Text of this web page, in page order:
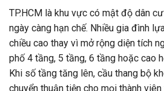
TP.HCM là khu vực có mật độ dân
ngày càng hạn chế. Nhiều gia đình
chiều cao thay vì mở rộng diện tích
phố 4 tầng, 5 tầng, 6 tầng hoặc cao
Khi số tầng tăng lên, cầu thang bộ
chuyển thuận tiện cho mọi thành